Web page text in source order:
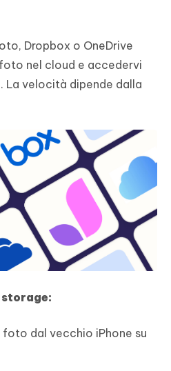
Dropbox o OneDrive
nel cloud e accedervi
La velocità dipende dalla
foto dal vecchio iPhone su